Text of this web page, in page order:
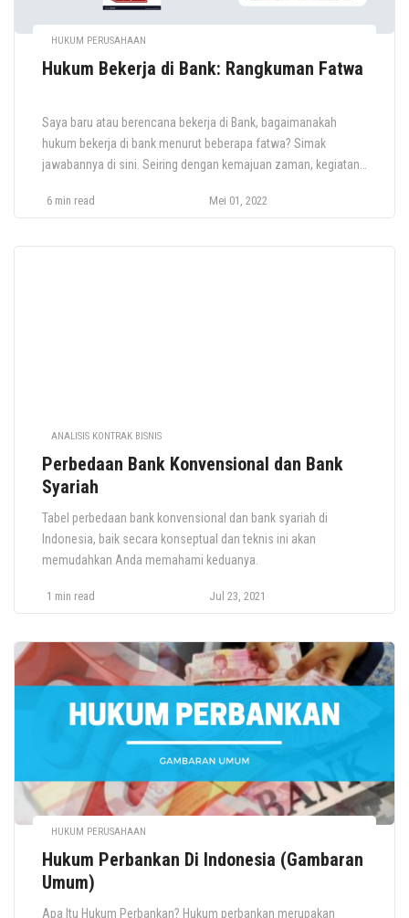
HUKUM PERUSAHAAN
Hukum Bekerja di Bank: Rangkuman Fatwa
Saya baru atau berencana bekerja di Bank, bagaimanakah
hukum bekerja di bank menurut beberapa fatwa? Simak
jawabannya di sini. Seiring dengan kemajuan zaman, kegiatan
adanya Lembaga Keuangan seperti bank dan sistem
6 min read Mei 01, 2022
ANALISIS KONTRAK BISNIS
Perbedaan Bank Konvensional dan Bank
Syariah
Tabel perbedaan bank konvensional dan bank syariah di
Indonesia, baik secara konseptual dan teknis ini akan
memudahkan Anda memahami keduanya.
1 min read Jul 23, 2021
HUKUM PERUSAHAAN
Hukum Perbankan Di Indonesia (Gambaran
Umum)
Apa Itu Hukum Perbankan? Hukum perbankan merupakan